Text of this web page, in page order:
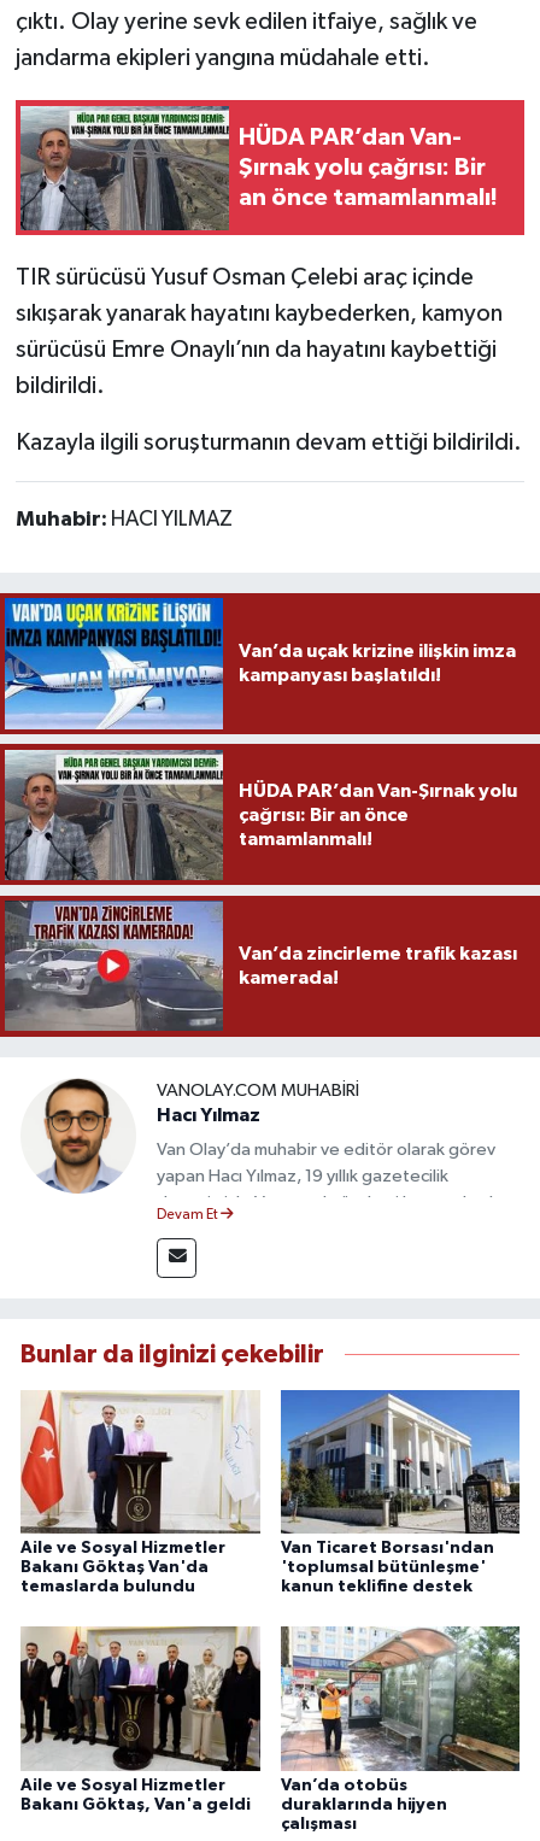
çıktı. Olay yerine sevk edilen itfaiye, sağlık ve
jandarma ekipleri yangına müdahale etti.
HÜDA PAR’dan Van-
Şırnak yolu çağrısı: Bir
an önce tamamlanmalı!
TIR sürücüsü Yusuf Osman Çelebi araç içinde
sıkışarak yanarak hayatını kaybederken, kamyon
sürücüsü Emre Onaylı’nın da hayatını kaybettiği
bildirildi.
Kazayla ilgili soruşturmanın devam ettiği bildirildi.
Muhabir: HACI YILMAZ
Van’da uçak krizine ilişkin imza
kampanyası başlatıldı!
HÜDA PAR’dan Van-Şırnak yolu
çağrısı: Bir an önce
tamamlanmalı!
Van’da zincirleme trafik kazası
kamerada!
VANOLAY.COM MUHABIRI
Hacı Yılmaz
Van Olay’da muhabir ve editör olarak görev
yapan Hacı Yılmaz, 19 yıllık gazetecilik
deneyimiyle Van yerel gündemi başta olmak
takip etmektedir. Editoryal sürece katkı sunan
Yılmaz, tarafsızlık, doğruluk ve etik ilkeler
bilgilendirmektedir.
Devam Et
Bunlar da ilginizi çekebilir
Aile ve Sosyal Hizmetler
Bakanı Göktaş Van'da
temaslarda bulundu
Van Ticaret Borsası'ndan
'toplumsal bütünleşme'
kanun teklifine destek
Aile ve Sosyal Hizmetler
Bakanı Göktaş, Van'a geldi
Van’da otobüs
duraklarında hijyen
çalışması